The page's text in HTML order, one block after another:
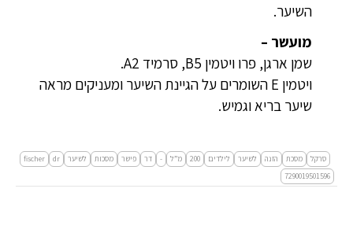
השיער.
מועשר –
שמן ארגן, פרו ויטמין B5, סרמיד A2.
ויטמין E השומרים על הגיינת השיער ומעניקים מראה
שיער בריא וגמיש.
סרקל מסכת הזנה לשיער לילדים 200 מ”ל - דר פישר מסכות לשיער dr
fischer
7290019501596